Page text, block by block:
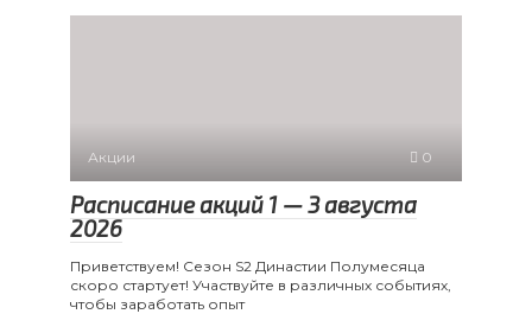
Акции 0
Расписание акций 1 — 3 августа
2026
Приветствуем! Сезон S2 Династии Полумесяца
скоро стартует! Участвуйте в различных событиях,
чтобы заработать опыт